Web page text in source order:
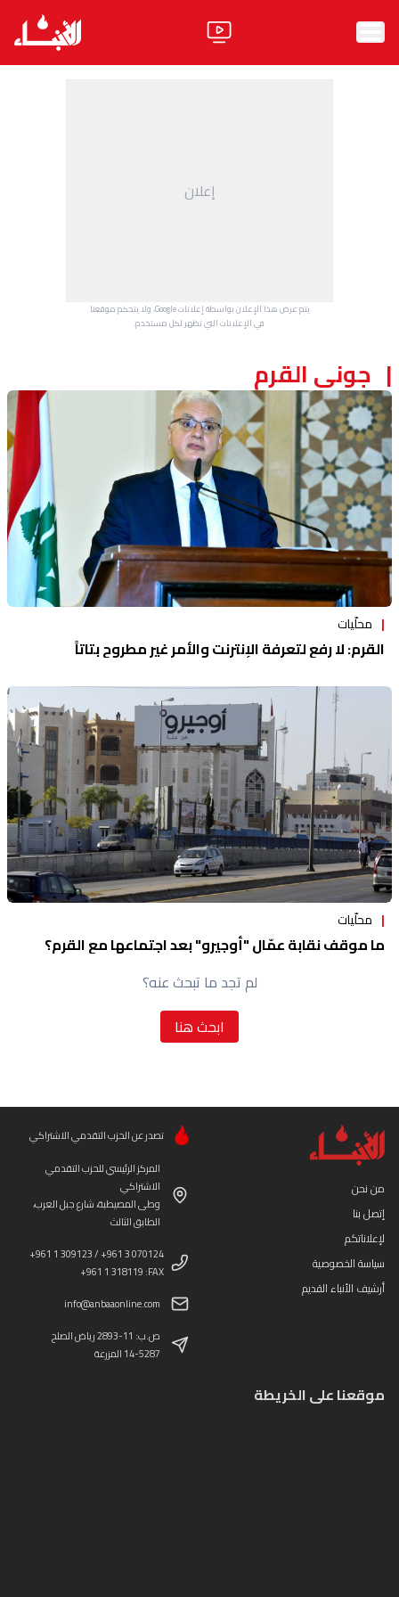
ثقافة ومجتمع
منوعات
إعلان
يتم عرض هذا الإعلان بواسطة إعلانات Google، ولا يتحكم موقعنا
في الإعلانات التي تظهر لكل مستخدم.
جوني القرم
محلّيات
القرم: لا رفع لتعرفة الإنترنت والأمر غير مطروح بتاتاً
محلّيات
ما موقف نقابة عمّال "أوجيرو" بعد اجتماعها مع القرم؟
لم تجد ما تبحث عنه؟
ابحث هنا
من نحن
إتصل بنا
لإعلاناتكم
سياسة الخصوصية
أرشيف الأنباء القديم
تصدر عن الحزب التقدمي الاشتراكي
المركز الرئيسي للحزب التقدمي
الاشتراكي
وطى المصيطبة، شارع جبل العرب،
الطابق الثالث
+961 1 309123 / +961 3 070124
+961 1 318119 :FAX
info@anbaaonline.com
ص.ب: 11-2893 رياض الصلح
14-5287 المزرعة
موقعنا على الخريطة